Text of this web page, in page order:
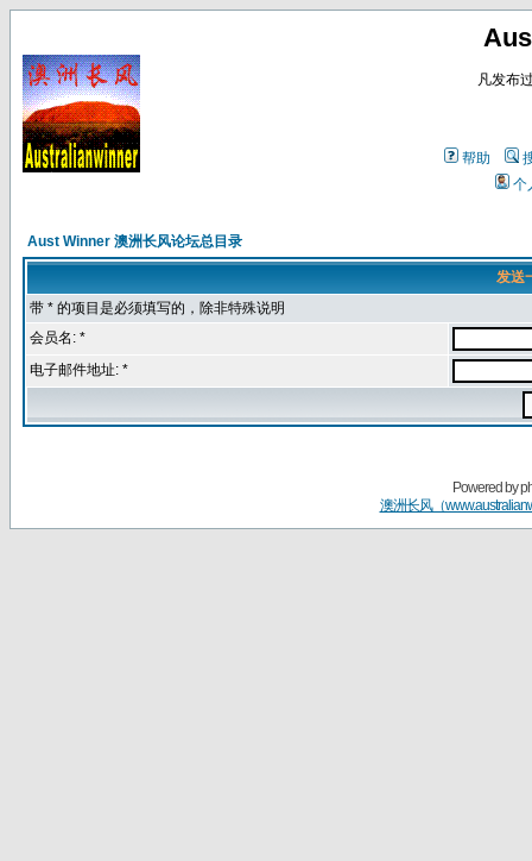
凡发布
帮助
个
Aust Winner 澳洲长风论坛总目录
发送
带 * 的项目是必须填写的，除非特殊说明
会员名: *
电子邮件地址: *
Powered by
澳洲长风（